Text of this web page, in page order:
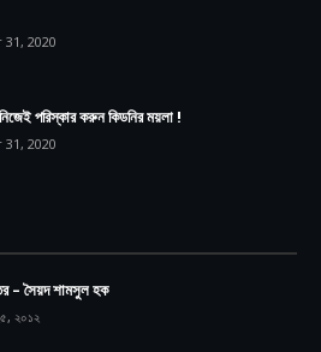
2020
পরিস্কার করুন কিডনির ময়লা !
2020
– সৈয়দ শামসুল হক
২০১২